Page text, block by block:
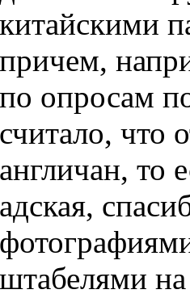
китайскими
причем,
по опросам
считало, что
англичан, то
адская,
штабелями